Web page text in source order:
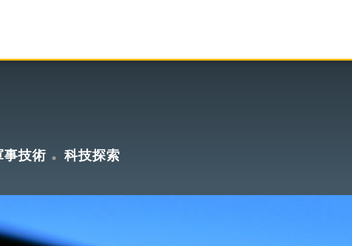
事技術 科技探索